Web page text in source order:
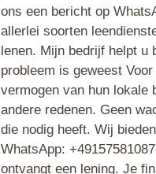
ons een bericht op
allerlei soorten
lenen. Mijn bedrijf helpt u
probleem is geweest
vermogen van hun lokale
andere redenen. Geen
die nodig heeft. Wij
WhatsApp:
ontvangt een lening. Je